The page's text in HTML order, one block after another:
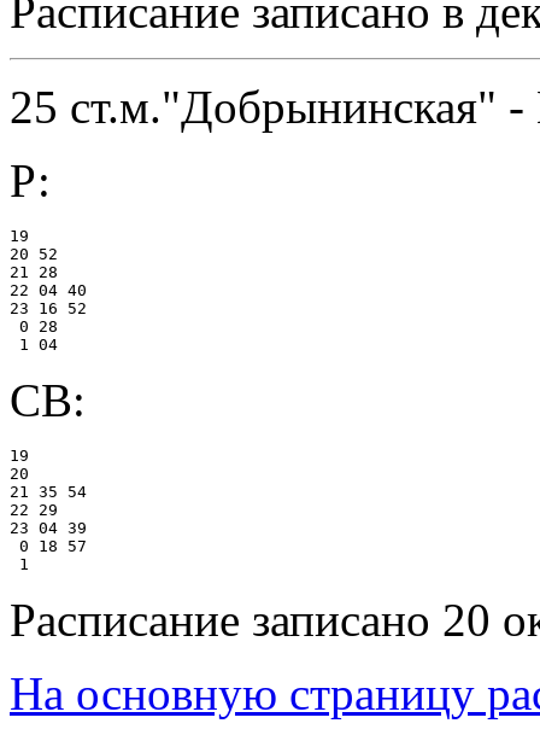
Расписание записано в
25 ст.м."Добрынинская"
Р:
19
20 52
21 28
22 04 40
23 16 52
0 28
СВ:
19
20
21 35 54
22 29
23 04 39
0 18 57
Расписание записано 20
На основную страницу